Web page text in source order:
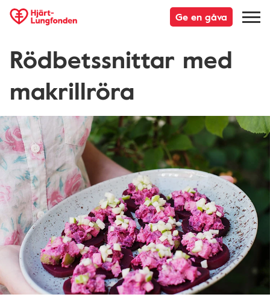
Ge en gåva
Rödbetssnittar med
makrillröra